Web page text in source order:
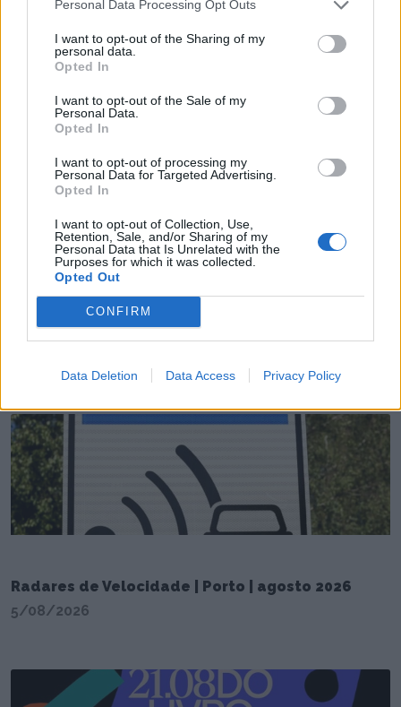
Personal Data Processing Opt Outs
I want to opt-out of the Sharing of my
personal data.
Opted In
I want to opt-out of the Sale of my
Personal Data.
Opted In
I want to opt-out of processing my
Personal Data for Targeted Advertising.
Opted In
I want to opt-out of Collection, Use,
Retention, Sale, and/or Sharing of my
Personal Data that Is Unrelated with the
Purposes for which it was collected.
Opted Out
CONFIRM
Data Deletion Data Access Privacy Policy
Praça de Liège é palco de espetáculos e
desporto para toda a família
Radares de Velocidade | Porto | agosto 2026
5/08/2026